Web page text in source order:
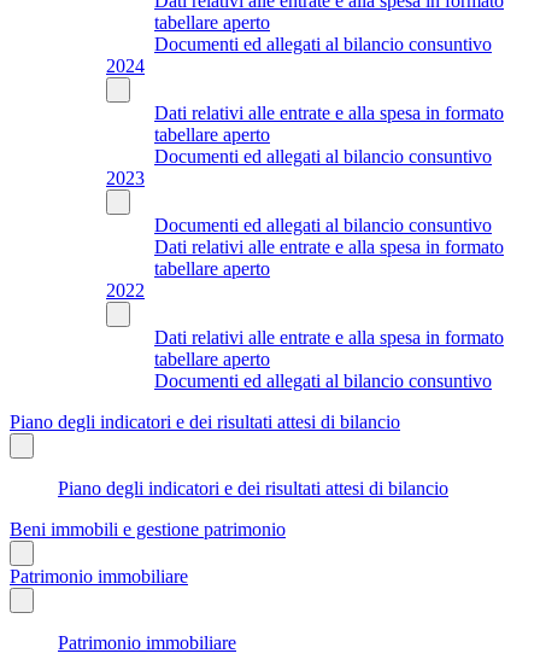
tabellare aperto
Documenti ed allegati al bilancio consuntivo
2024
Dati relativi alle entrate e alla spesa in formato
tabellare aperto
Documenti ed allegati al bilancio consuntivo
2023
Documenti ed allegati al bilancio consuntivo
Dati relativi alle entrate e alla spesa in formato
tabellare aperto
2022
Dati relativi alle entrate e alla spesa in formato
tabellare aperto
Documenti ed allegati al bilancio consuntivo
Piano degli indicatori e dei risultati attesi di bilancio
Piano degli indicatori e dei risultati attesi di bilancio
Beni immobili e gestione patrimonio
Patrimonio immobiliare
Patrimonio immobiliare